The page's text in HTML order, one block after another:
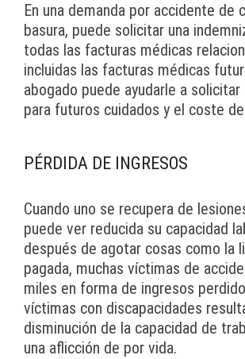
En una demanda por accidente de
basura, puede solicitar una
todas las facturas médicas
incluidas las facturas médicas
abogado puede ayudarle a
para futuros cuidados y el coste
PÉRDIDA DE INGRESOS
Cuando uno se recupera de
puede ver reducida su capacidad
después de agotar cosas como la
pagada, muchas víctimas de
miles en forma de ingresos
víctimas con discapacidades
disminución de la capacidad de
una aflicción de por vida.